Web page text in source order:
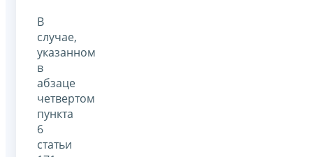
В
случае,
указанном
в
абзаце
четвертом
пункта
6
статьи